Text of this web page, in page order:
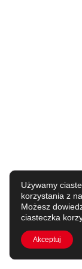
Używamy
korzystania z
Możesz
ciasteczka
Akceptuj